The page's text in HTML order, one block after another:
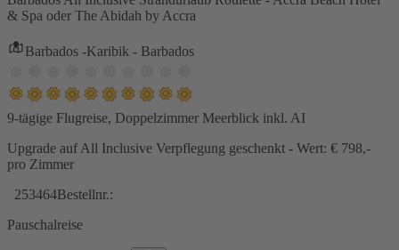
& Spa oder The Abidah by Accra
Barbados -Karibik - Barbados
9-tägige Flugreise, Doppelzimmer Meerblick inkl. AI
Upgrade auf All Inclusive Verpflegung geschenkt - Wert: € 798,-
pro Zimmer
253464Bestellnr.:
Pauschalreise